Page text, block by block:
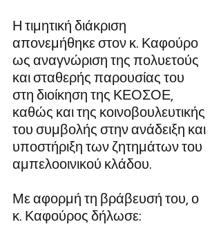
Η τιμητική διάκριση
απονεμήθηκε στον κ. Καφούρο
ως αναγνώριση της πολυετούς
και σταθερής παρουσίας του
στη διοίκηση της ΚΕΟΣΟΕ,
καθώς και της κοινοβουλευτικής
του συμβολής στην ανάδειξη και
υποστήριξη των ζητημάτων του
αμπελοοινικού κλάδου.
Με αφορμή τη βράβευσή του, ο
κ. Καφούρος δήλωσε: